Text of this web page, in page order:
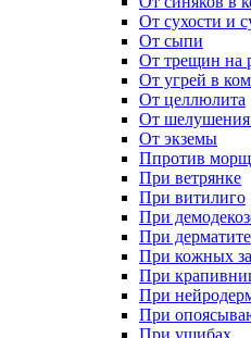
От сухости и
От сыпи
От трещин на
От угрей в
От целлюлита
От
От экземы
Ппротив
При ветрянке
При витилиго
При
При дерматите
При кожных
При
При
При
При ушибах